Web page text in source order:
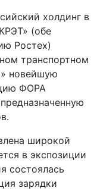
холдинг в
(обе
Ростех)
транспортном
новейшую
ФОРА
широкой
в экспозиции
состоялась
зарядки